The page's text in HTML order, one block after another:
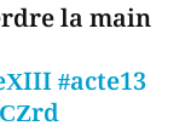
la main
#acte13